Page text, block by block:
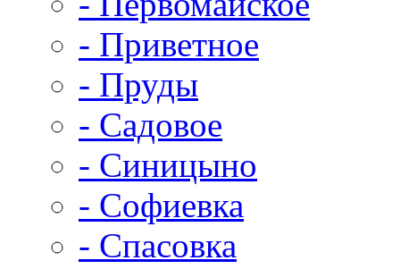
- Приветное
- Пруды
- Садовое
- Синицыно
- Софиевка
- Спасовка